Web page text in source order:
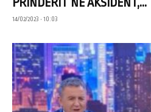
PRINDËRIT NË AKSIDENT,...
14/02/2023 • 10:03